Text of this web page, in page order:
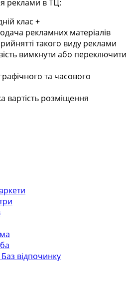
реклами в ТЦ:
клас +
рекламних матеріалів
такого виду реклами
вимкнути або переключити
та часового
вартість розміщення
відпочинку